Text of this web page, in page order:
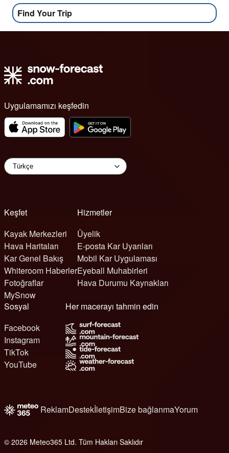
Find Your Trip
Uygulamamızı keşfedin
Keşfet
Kayak Merkezleri
Hava Haritaları
Kar Genel Bakış
Whiteroom Haberler
Fotoğraflar
MySnow
Hizmetler
Üyelik
E-posta Kar Uyarıları
Mobil Kar Uygulaması
Eyeball Muhabirleri
Hava Durumu Kaynakları
Sosyal
Facebook
Instagram
TikTok
YouTube
Her macerayı tahmin edin
ReklamDestekİletişimBize bağlanmaYorum
© 2026 Meteo365 Ltd. Tüm Hakları Saklıdır